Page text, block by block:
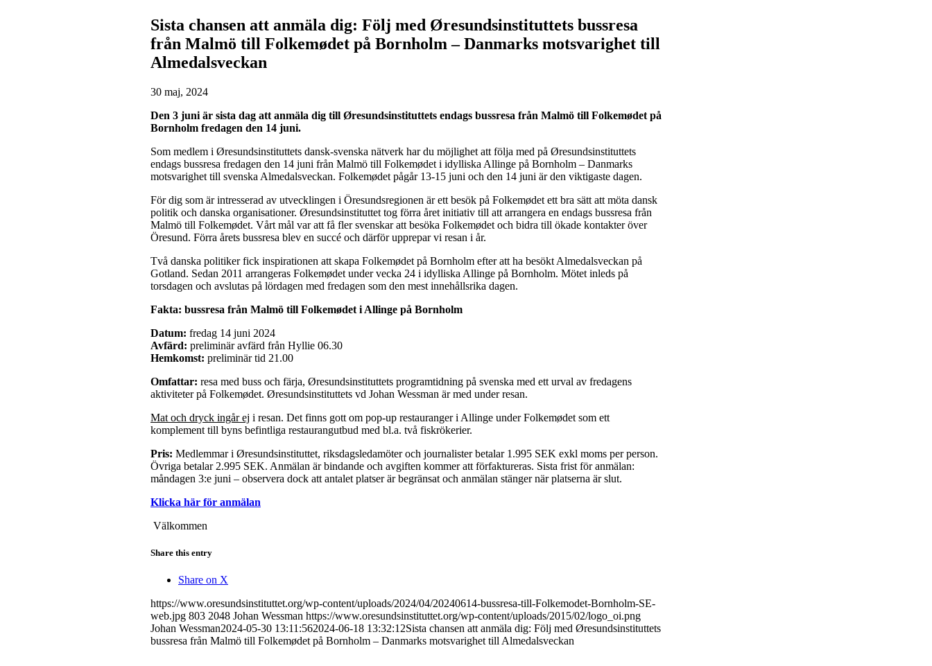
Sista chansen att anmäla dig: Följ med Øresundsinstituttets bussresa
från Malmö till Folkemødet på Bornholm – Danmarks motsvarighet till
Almedalsveckan
30 maj, 2024
Den 3 juni är sista dag att anmäla dig till Øresundsinstituttets endags bussresa från Malmö till Folkemødet på
Bornholm fredagen den 14 juni.
Som medlem i Øresundsinstituttets dansk-svenska nätverk har du möjlighet att följa med på Øresundsinstituttets
endags bussresa fredagen den 14 juni från Malmö till Folkemødet i idylliska Allinge på Bornholm – Danmarks
motsvarighet till svenska Almedalsveckan. Folkemødet pågår 13-15 juni och den 14 juni är den viktigaste dagen.
För dig som är intresserad av utvecklingen i Öresundsregionen är ett besök på Folkemødet ett bra sätt att möta dansk
politik och danska organisationer. Øresundsinstituttet tog förra året initiativ till att arrangera en endags bussresa från
Malmö till Folkemødet. Vårt mål var att få fler svenskar att besöka Folkemødet och bidra till ökade kontakter över
Öresund. Förra årets bussresa blev en succé och därför upprepar vi resan i år.
Två danska politiker fick inspirationen att skapa Folkemødet på Bornholm efter att ha besökt Almedalsveckan på
Gotland. Sedan 2011 arrangeras Folkemødet under vecka 24 i idylliska Allinge på Bornholm. Mötet inleds på
torsdagen och avslutas på lördagen med fredagen som den mest innehållsrika dagen.
Fakta: bussresa från Malmö till Folkemødet i Allinge på Bornholm
Datum: fredag 14 juni 2024
Avfärd: preliminär avfärd från Hyllie 06.30
Hemkomst: preliminär tid 21.00
Omfattar: resa med buss och färja, Øresundsinstituttets programtidning på svenska med ett urval av fredagens
aktiviteter på Folkemødet. Øresundsinstituttets vd Johan Wessman är med under resan.
Mat och dryck ingår ej i resan. Det finns gott om pop-up restauranger i Allinge under Folkemødet som ett
komplement till byns befintliga restaurangutbud med bl.a. två fiskrökerier.
Pris: Medlemmar i Øresundsinstituttet, riksdagsledamöter och journalister betalar 1.995 SEK exkl moms per person.
Övriga betalar 2.995 SEK. Anmälan är bindande och avgiften kommer att förfaktureras. Sista frist för anmälan:
måndagen 3:e juni – observera dock att antalet platser är begränsat och anmälan stänger när platserna är slut.
Klicka här för anmälan
Välkommen
Share this entry
Share on X
https://www.oresundsinstituttet.org/wp-content/uploads/2024/04/20240614-bussresa-till-Folkemodet-Bornholm-SE-
web.jpg 803 2048 Johan Wessman https://www.oresundsinstituttet.org/wp-content/uploads/2015/02/logo_oi.png
Johan Wessman2024-05-30 13:11:562024-06-18 13:32:12Sista chansen att anmäla dig: Följ med Øresundsinstituttets
bussresa från Malmö till Folkemødet på Bornholm – Danmarks motsvarighet till Almedalsveckan